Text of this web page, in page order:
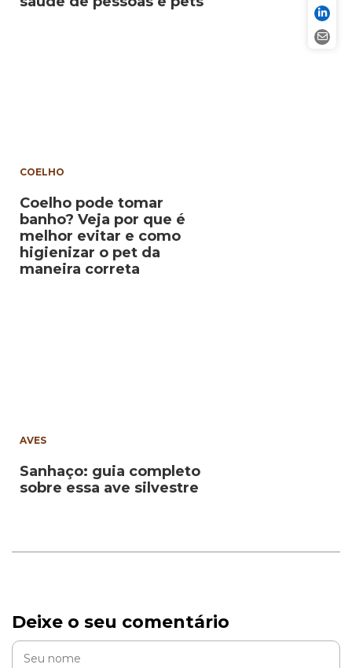
COELHO
Coelho pode tomar
banho? Veja por que é
melhor evitar e como
higienizar o pet da
maneira correta
AVES
Sanhaço: guia completo
sobre essa ave silvestre
Deixe o seu comentário